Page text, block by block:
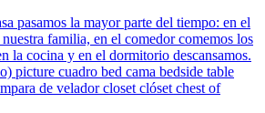
pasamos la mayor parte del tiempo: en el
familia, en el comedor comemos los
la cocina y en el dormitorio descansamos.
picture cuadro bed cama bedside table
de velador closet clóset chest of